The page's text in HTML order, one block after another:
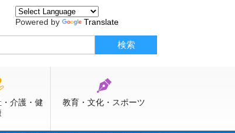
Powered by Translate
介護・健
教育・文化・スポーツ